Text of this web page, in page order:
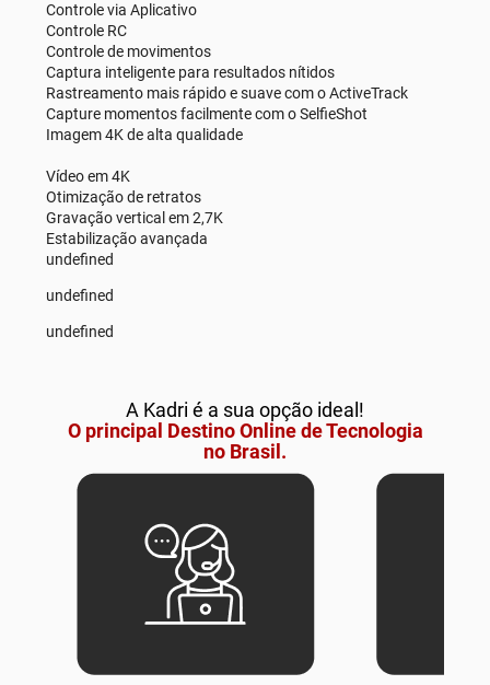
Controle via Aplicativo
Controle RC
Controle de movimentos
Captura inteligente para resultados nítidos
Rastreamento mais rápido e suave com o ActiveTrack
Capture momentos facilmente com o SelfieShot
Imagem 4K de alta qualidade
Vídeo em 4K
Otimização de retratos
Gravação vertical em 2,7K
Estabilização avançada
undefined
undefined
undefined
A Kadri é a sua opção ideal!
O principal Destino Online de Tecnologia
no Brasil.